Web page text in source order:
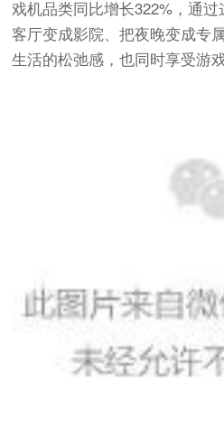
戏机品类同比增长322%，通
客厅变成影院、把夜晚变成专
生活的松弛感，也同时享受游